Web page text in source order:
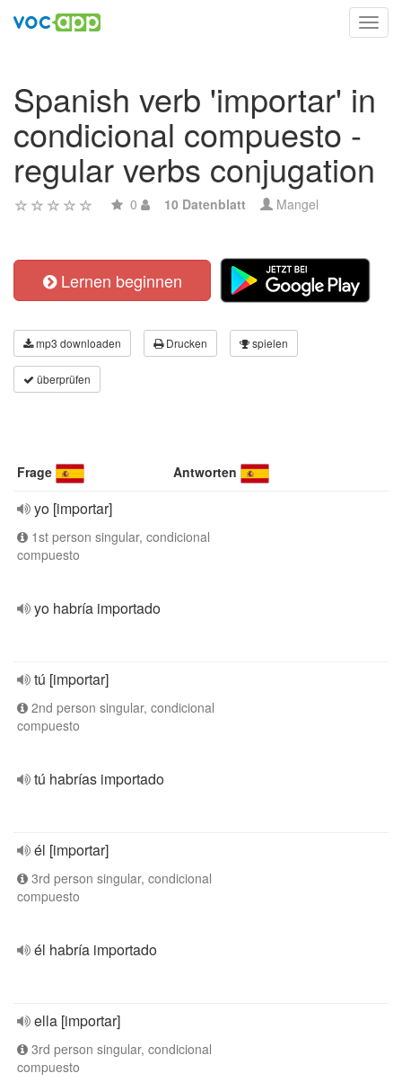
Spanish verb 'importar' in
condicional compuesto -
regular verbs conjugation
0 10 Datenblatt Mangel
Lernen beginnen
mp3 downloaden Drucken spielen
überprüfen
Frage Antworten
yo [importar]
1st person singular, condicional
compuesto
yo habría importado
tú [importar]
2nd person singular, condicional
compuesto
tú habrías importado
él [importar]
3rd person singular, condicional
compuesto
él habría importado
ella [importar]
3rd person singular, condicional
compuesto